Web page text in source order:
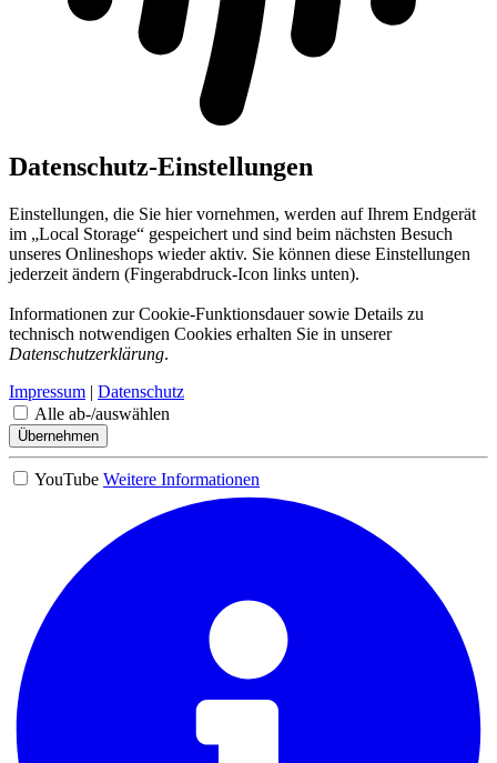
Datenschutz-Einstellungen
Einstellungen, die Sie hier vornehmen, werden auf Ihrem Endgerät
im „Local Storage“ gespeichert und sind beim nächsten Besuch
unseres Onlineshops wieder aktiv. Sie können diese Einstellungen
jederzeit ändern (Fingerabdruck-Icon links unten).
Informationen zur Cookie-Funktionsdauer sowie Details zu
technisch notwendigen Cookies erhalten Sie in unserer
Datenschutzerklärung.
Impressum | Datenschutz
Alle ab-/auswählen
Übernehmen
YouTube Weitere Informationen